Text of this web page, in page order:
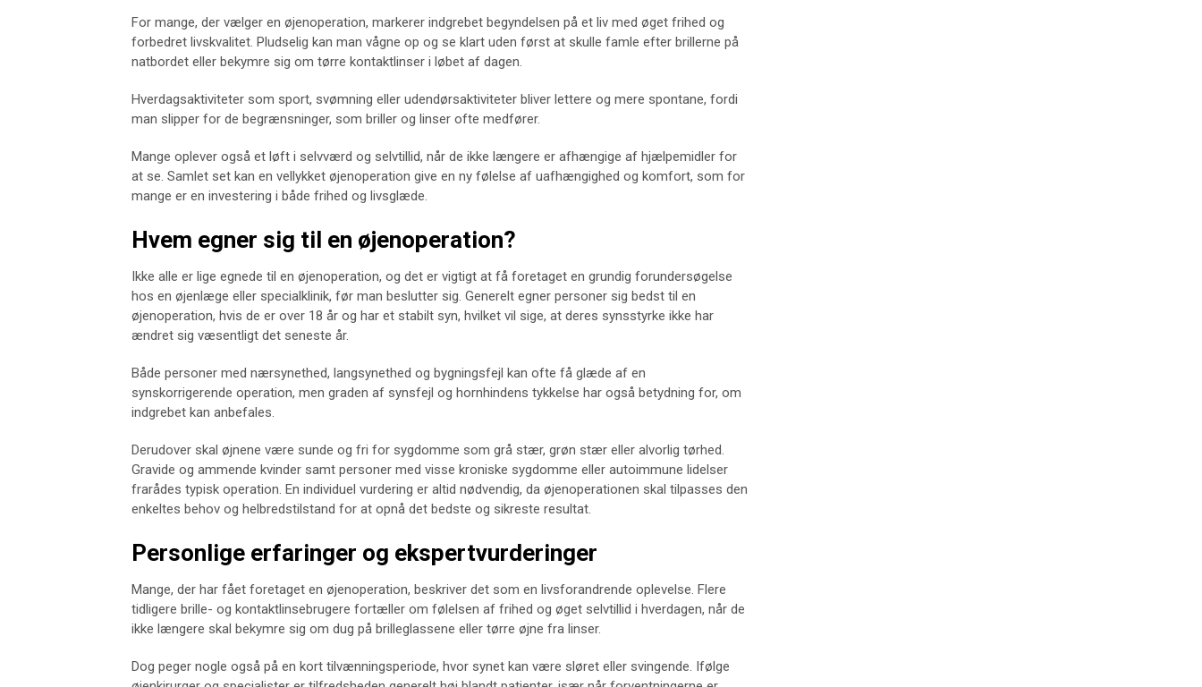
For mange, der vælger en øjenoperation, markerer indgrebet begyndelsen på et liv med øget frihed og
forbedret livskvalitet. Pludselig kan man vågne op og se klart uden først at skulle famle efter brillerne på
natbordet eller bekymre sig om tørre kontaktlinser i løbet af dagen.
Hverdagsaktiviteter som sport, svømning eller udendørsaktiviteter bliver lettere og mere spontane, fordi
man slipper for de begrænsninger, som briller og linser ofte medfører.
Mange oplever også et løft i selvværd og selvtillid, når de ikke længere er afhængige af hjælpemidler for
at se. Samlet set kan en vellykket øjenoperation give en ny følelse af uafhængighed og komfort, som for
mange er en investering i både frihed og livsglæde.
Hvem egner sig til en øjenoperation?
Ikke alle er lige egnede til en øjenoperation, og det er vigtigt at få foretaget en grundig forundersøgelse
hos en øjenlæge eller specialklinik, før man beslutter sig. Generelt egner personer sig bedst til en
øjenoperation, hvis de er over 18 år og har et stabilt syn, hvilket vil sige, at deres synsstyrke ikke har
ændret sig væsentligt det seneste år.
Både personer med nærsynethed, langsynethed og bygningsfejl kan ofte få glæde af en
synskorrigerende operation, men graden af synsfejl og hornhindens tykkelse har også betydning for, om
indgrebet kan anbefales.
Derudover skal øjnene være sunde og fri for sygdomme som grå stær, grøn stær eller alvorlig tørhed.
Gravide og ammende kvinder samt personer med visse kroniske sygdomme eller autoimmune lidelser
frarådes typisk operation. En individuel vurdering er altid nødvendig, da øjenoperationen skal tilpasses den
enkeltes behov og helbredstilstand for at opnå det bedste og sikreste resultat.
Personlige erfaringer og ekspertvurderinger
Mange, der har fået foretaget en øjenoperation, beskriver det som en livsforandrende oplevelse. Flere
tidligere brille- og kontaktlinsebrugere fortæller om følelsen af frihed og øget selvtillid i hverdagen, når de
ikke længere skal bekymre sig om dug på brilleglassene eller tørre øjne fra linser.
Dog peger nogle også på en kort tilvænningsperiode, hvor synet kan være sløret eller svingende. Ifølge